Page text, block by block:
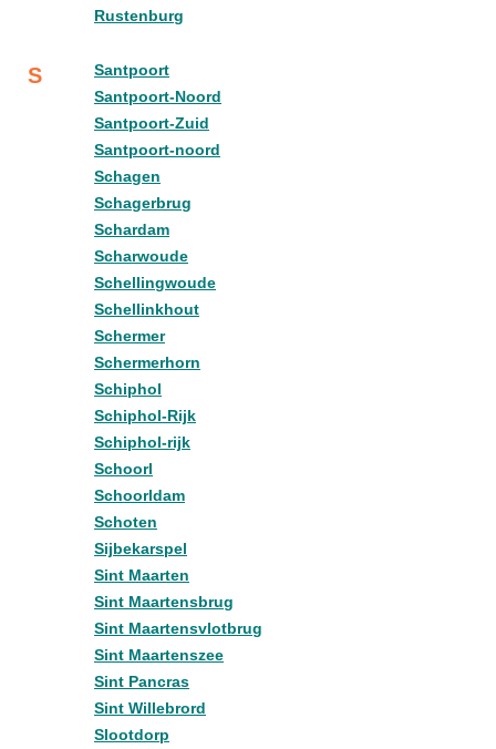
Rustenburg
S
Santpoort
Santpoort-Noord
Santpoort-Zuid
Santpoort-noord
Schagen
Schagerbrug
Schardam
Scharwoude
Schellingwoude
Schellinkhout
Schermer
Schermerhorn
Schiphol
Schiphol-Rijk
Schiphol-rijk
Schoorl
Schoorldam
Schoten
Sijbekarspel
Sint Maarten
Sint Maartensbrug
Sint Maartensvlotbrug
Sint Maartenszee
Sint Pancras
Sint Willebrord
Slootdorp